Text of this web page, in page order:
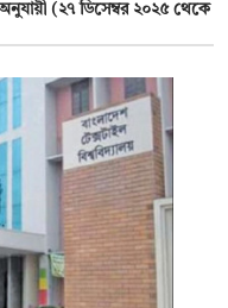
(২৭ ডিসেম্বর ২০২৫ থেকে